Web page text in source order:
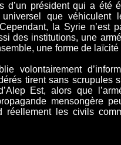
d’un président qui a été
universel que véhiculent
la Syrie n’est
des institutions, une
une forme de laïcité
volontairement
tirent sans scrupules
Est, alors que
mensongère
les civils